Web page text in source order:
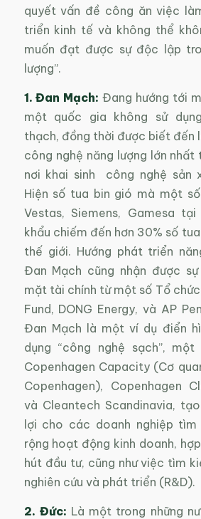
quyết vấn đề công ăn việc
triển kinh tế và không thể
muốn đạt được sự độc lập
lượng”.
1. Đan Mạch: Đang hướng tới
một quốc gia không sử
thạch, đồng thời được biết đến
công nghệ năng lượng lớn nhất
nơi khai sinh công nghệ sản
Hiện số tua bin gió mà một
Vestas, Siemens, Gamesa
khẩu chiếm đến hơn 30% số
thế giới. Hướng phát triển
Đan Mạch cũng nhận được
mặt tài chính từ một số Tổ chức
Fund, DONG Energy, và AP
Đan Mạch là một ví dụ điển
dụng “công nghệ sạch”,
Copenhagen Capacity (Cơ
Copenhagen), Copenhagen
và Cleantech Scandinavia,
lợi cho các doanh nghiệp
rộng hoạt động kinh doanh,
hút đầu tư, cũng như việc tìm
nghiên cứu và phát triển (R&D).
2. Đức: Là một trong những